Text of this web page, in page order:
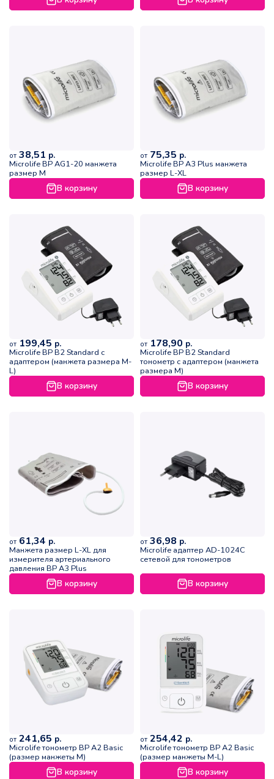
от 38,51 р.
Microlife ВР АG1-20 манжета
размер M
В корзину
от 75,35 р.
Microlife ВР А3 Plus манжета
размер L-XL
В корзину
от 199,45 р.
Microlife ВР B2 Standard с
адаптером (манжета размера M-
L)
В корзину
от 178,90 р.
Microlife ВР B2 Standard
тонометр с адаптером (манжета
размера M)
В корзину
от 61,34 р.
Манжета размер L-XL для
измерителя артериального
давления ВР А3 Plus
В корзину
от 36,98 р.
Microlife адаптер AD-1024C
сетевой для тонометров
В корзину
от 241,65 р.
Microlife тонометр BP A2 Basic
(размер манжеты M)
В корзину
от 254,42 р.
Microlife тонометр BP A2 Basic
(размер манжеты M-L)
В корзину